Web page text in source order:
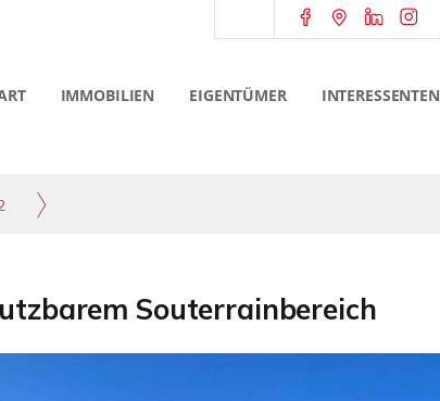
IMMOBILIEN EIGENTÜMER INTERESSENTEN
Souterrainbereich